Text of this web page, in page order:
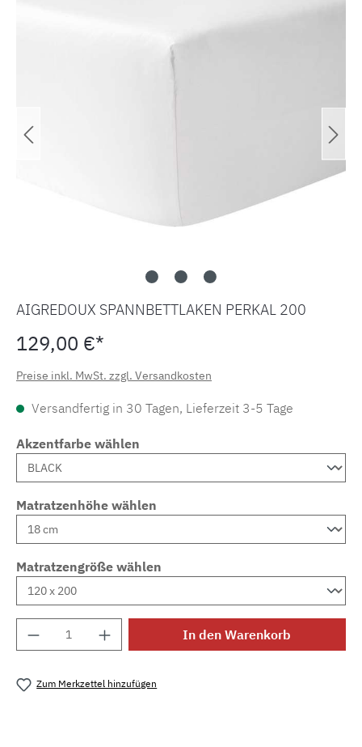
AIGREDOUX SPANNBETTLAKEN PERKAL 200
129,00 €*
Preise inkl. MwSt. zzgl. Versandkosten
Versandfertig in 30 Tagen, Lieferzeit 3-5 Tage
Akzentfarbe wählen
Matratzenhöhe wählen
Matratzengröße wählen
Produkt Anzahl: Gib den gewünschten
In den Warenkorb
Zum Merkzettel hinzufügen